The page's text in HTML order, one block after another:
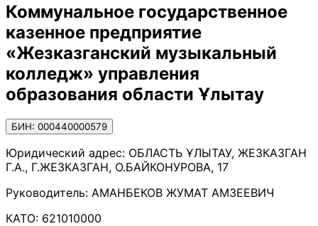
Коммунальное государственное
казенное предприятие
«Жезказганский музыкальный
колледж» управления
образования области Ұлытау
БИН: 000440000579
Юридический адрес: ОБЛАСТЬ ҰЛЫТАУ, ЖЕЗКАЗГАН
Г.А., Г.ЖЕЗКАЗГАН, О.БАЙКОНУРОВА, 17
Руководитель: АМАНБЕКОВ ЖУМАТ АМЗЕЕВИЧ
КАТО: 621010000